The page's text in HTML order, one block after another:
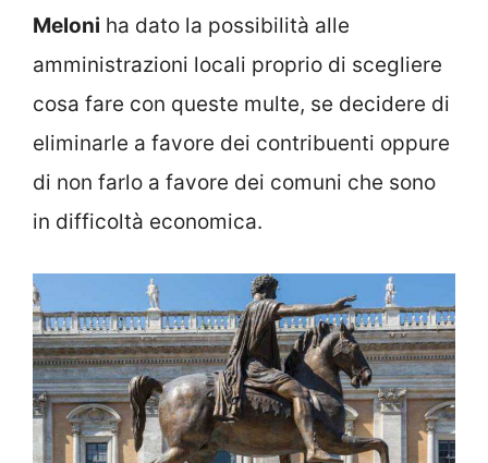
Meloni ha dato la possibilità alle
amministrazioni locali proprio di scegliere
cosa fare con queste multe, se decidere di
eliminarle a favore dei contribuenti oppure
di non farlo a favore dei comuni che sono
in difficoltà economica.